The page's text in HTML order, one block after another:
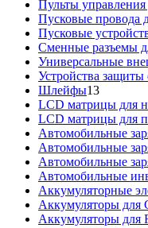
Пульты управления
Пусковые провода
Пусковые
Сменные разъемы
Универсальные
Устройства защиты
Шлейфы1313
товаров
LCD матрицы для
LCD матрицы для
Автомобильные
Автомобильные
Автомобильные
Автомобильные
Аккумуляторные
Аккумуляторы для
Аккумуляторы для